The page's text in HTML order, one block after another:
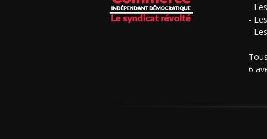
-
-
-
6